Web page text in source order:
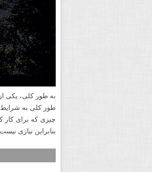
به طور کلی، یکی
طور کلی به شرایط
چیزی که برای کار
بنابراین نیازی